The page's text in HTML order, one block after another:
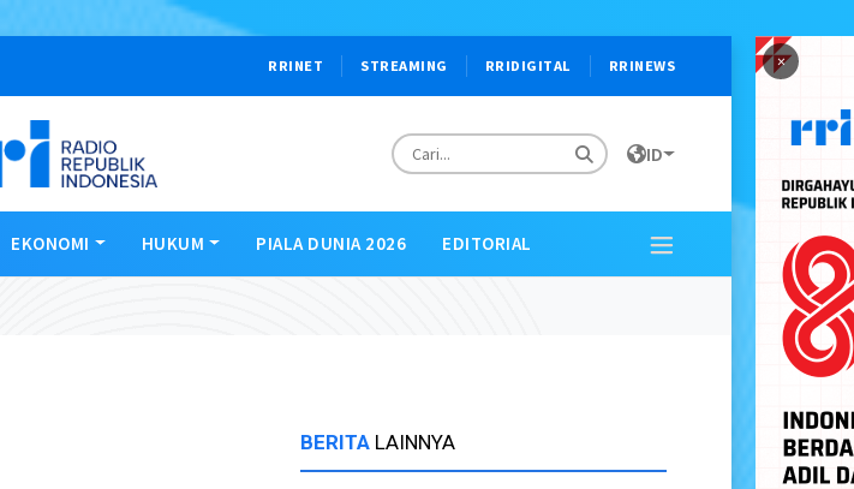
×
RRINET STREAMING RRIDIGITAL RRINEWS
ID
EKONOMI HUKUM PIALA DUNIA 2026 EDITORIAL
BERITA LAINNYA